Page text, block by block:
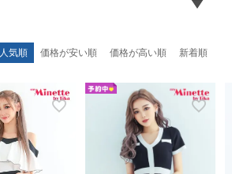
人気順 価格が安い順 価格が高い順 新着順